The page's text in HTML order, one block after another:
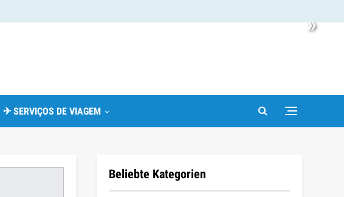
»
✈ SERVIÇOS DE VIAGEM
Beliebte Kategorien